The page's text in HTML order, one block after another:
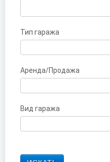
Тип гаража
Аренда/Продажа
Вид гаража